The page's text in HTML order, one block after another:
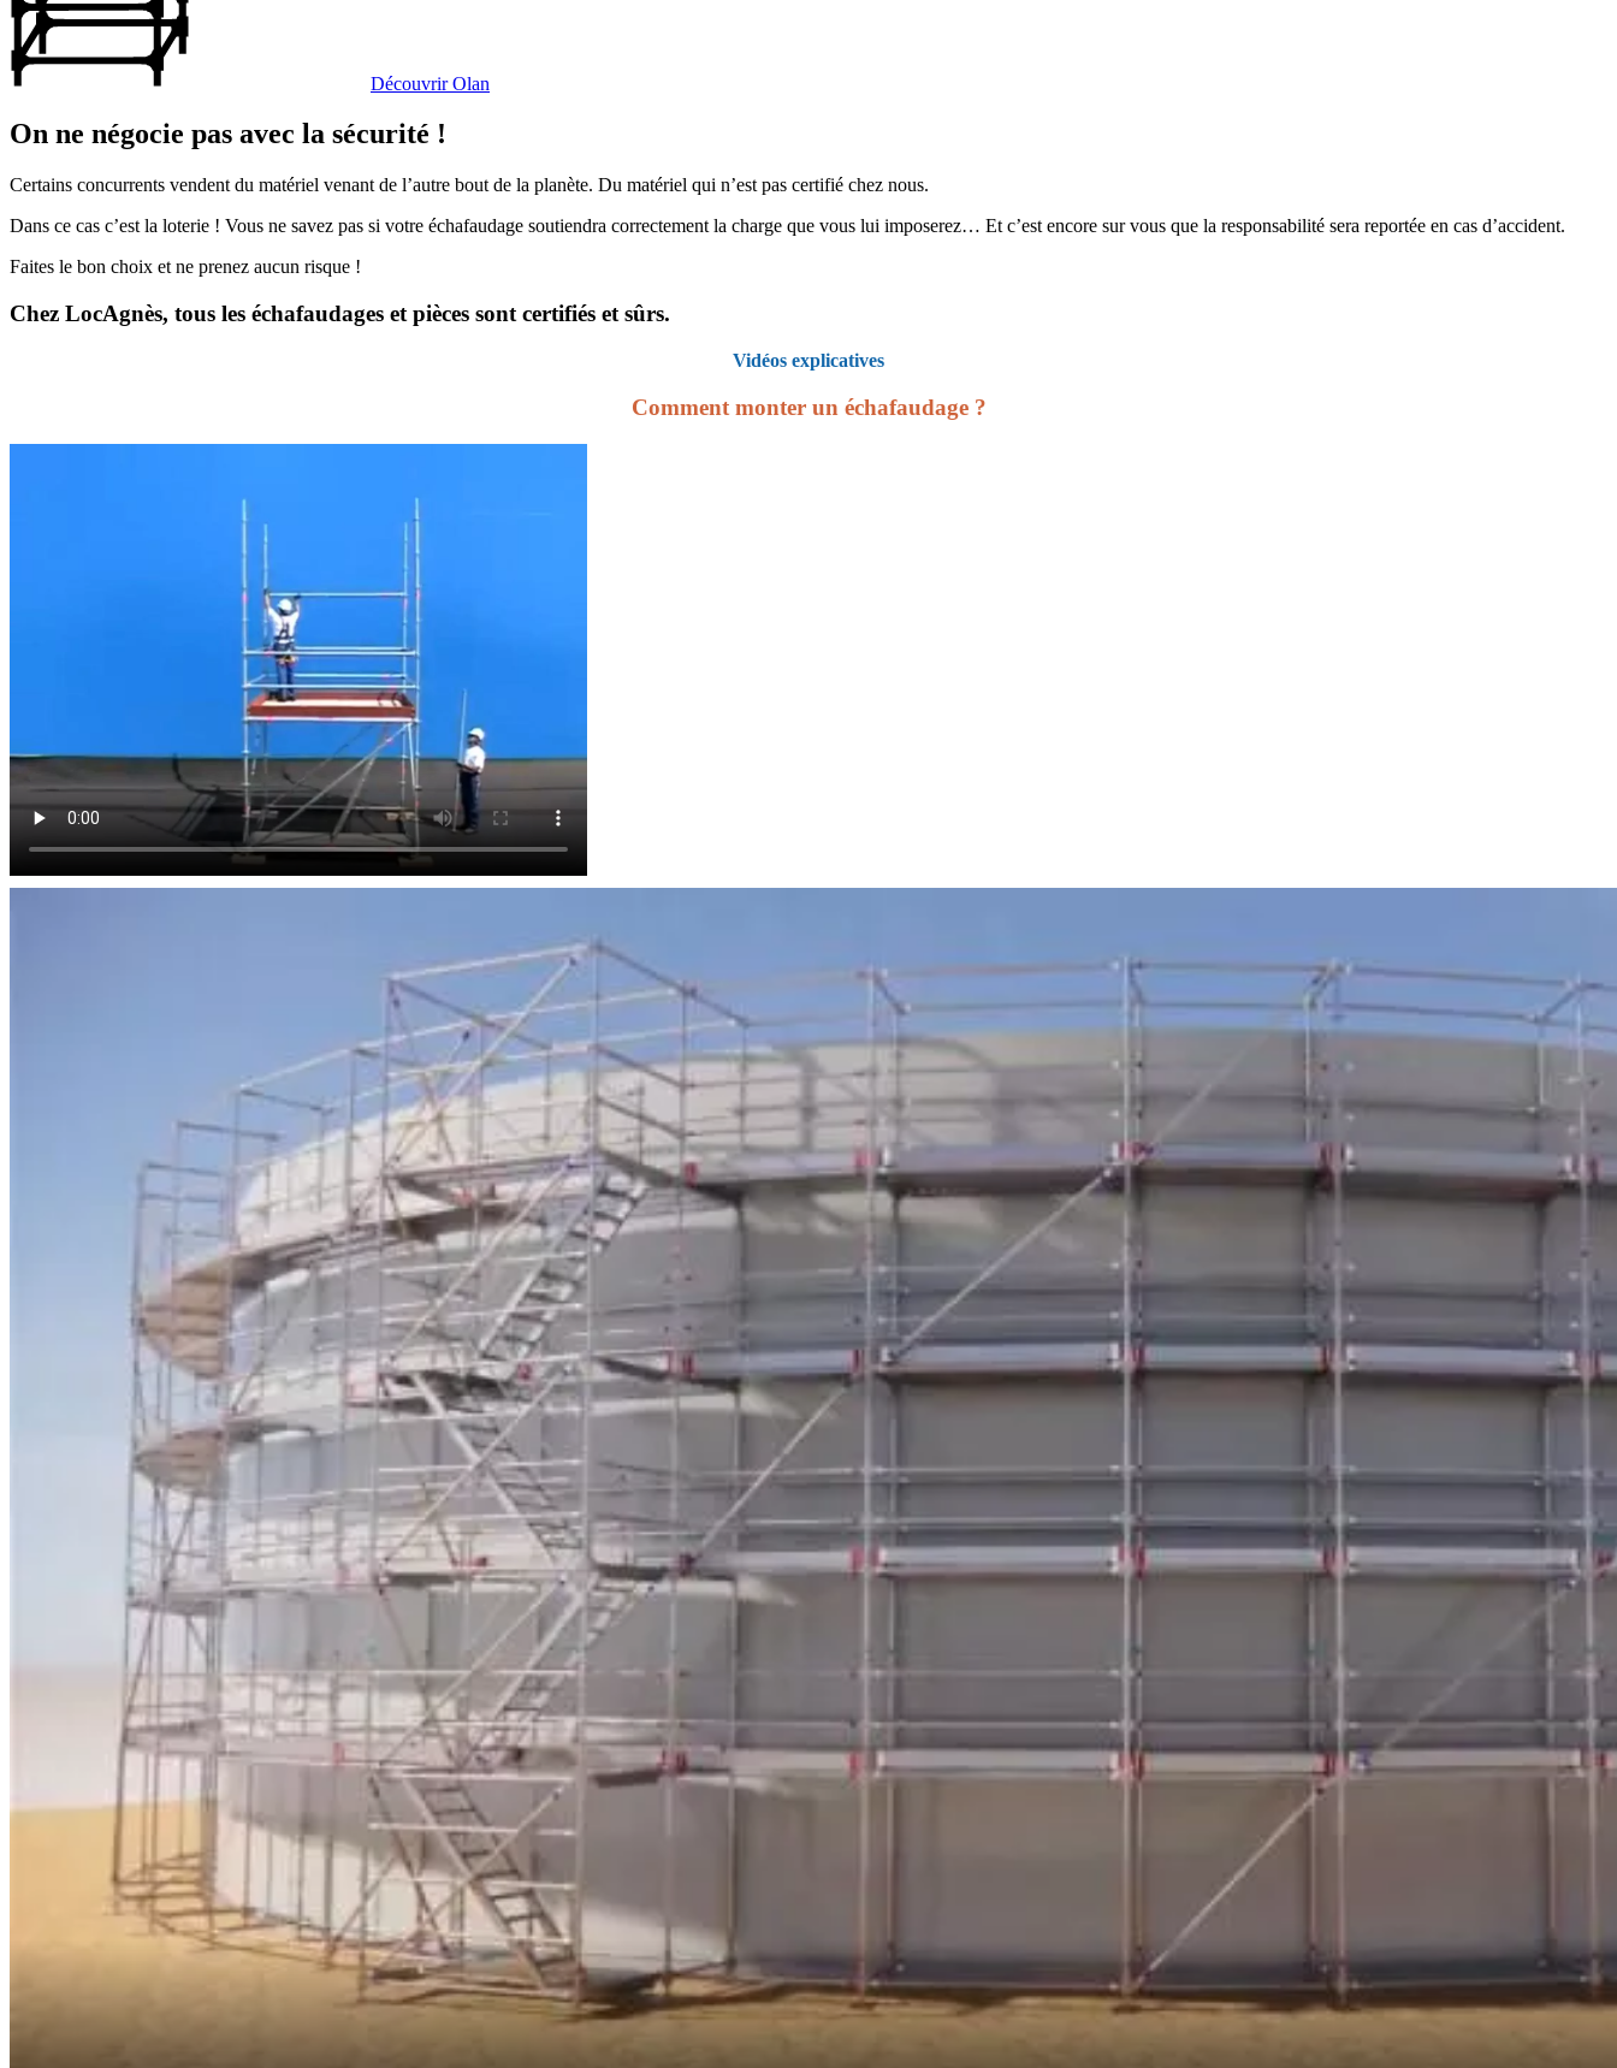
Découvrir Olan
On ne négocie pas avec la sécurité !
Certains concurrents vendent du matériel venant de l’autre bout de la planète. Du matériel qui n’est pas certifié chez nous.
Dans ce cas c’est la loterie ! Vous ne savez pas si votre échafaudage soutiendra correctement la charge que vous lui imposerez… Et c’est encore sur vous que la responsabilité sera reportée en cas d’accident.
Faites le bon choix et ne prenez aucun risque !
Chez LocAgnès, tous les échafaudages et pièces sont certifiés et sûrs.
Vidéos explicatives
Comment monter un échafaudage ?